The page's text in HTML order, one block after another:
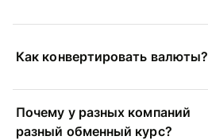
Как конвертировать валюты?
Почему у разных компаний
разный обменный курс?